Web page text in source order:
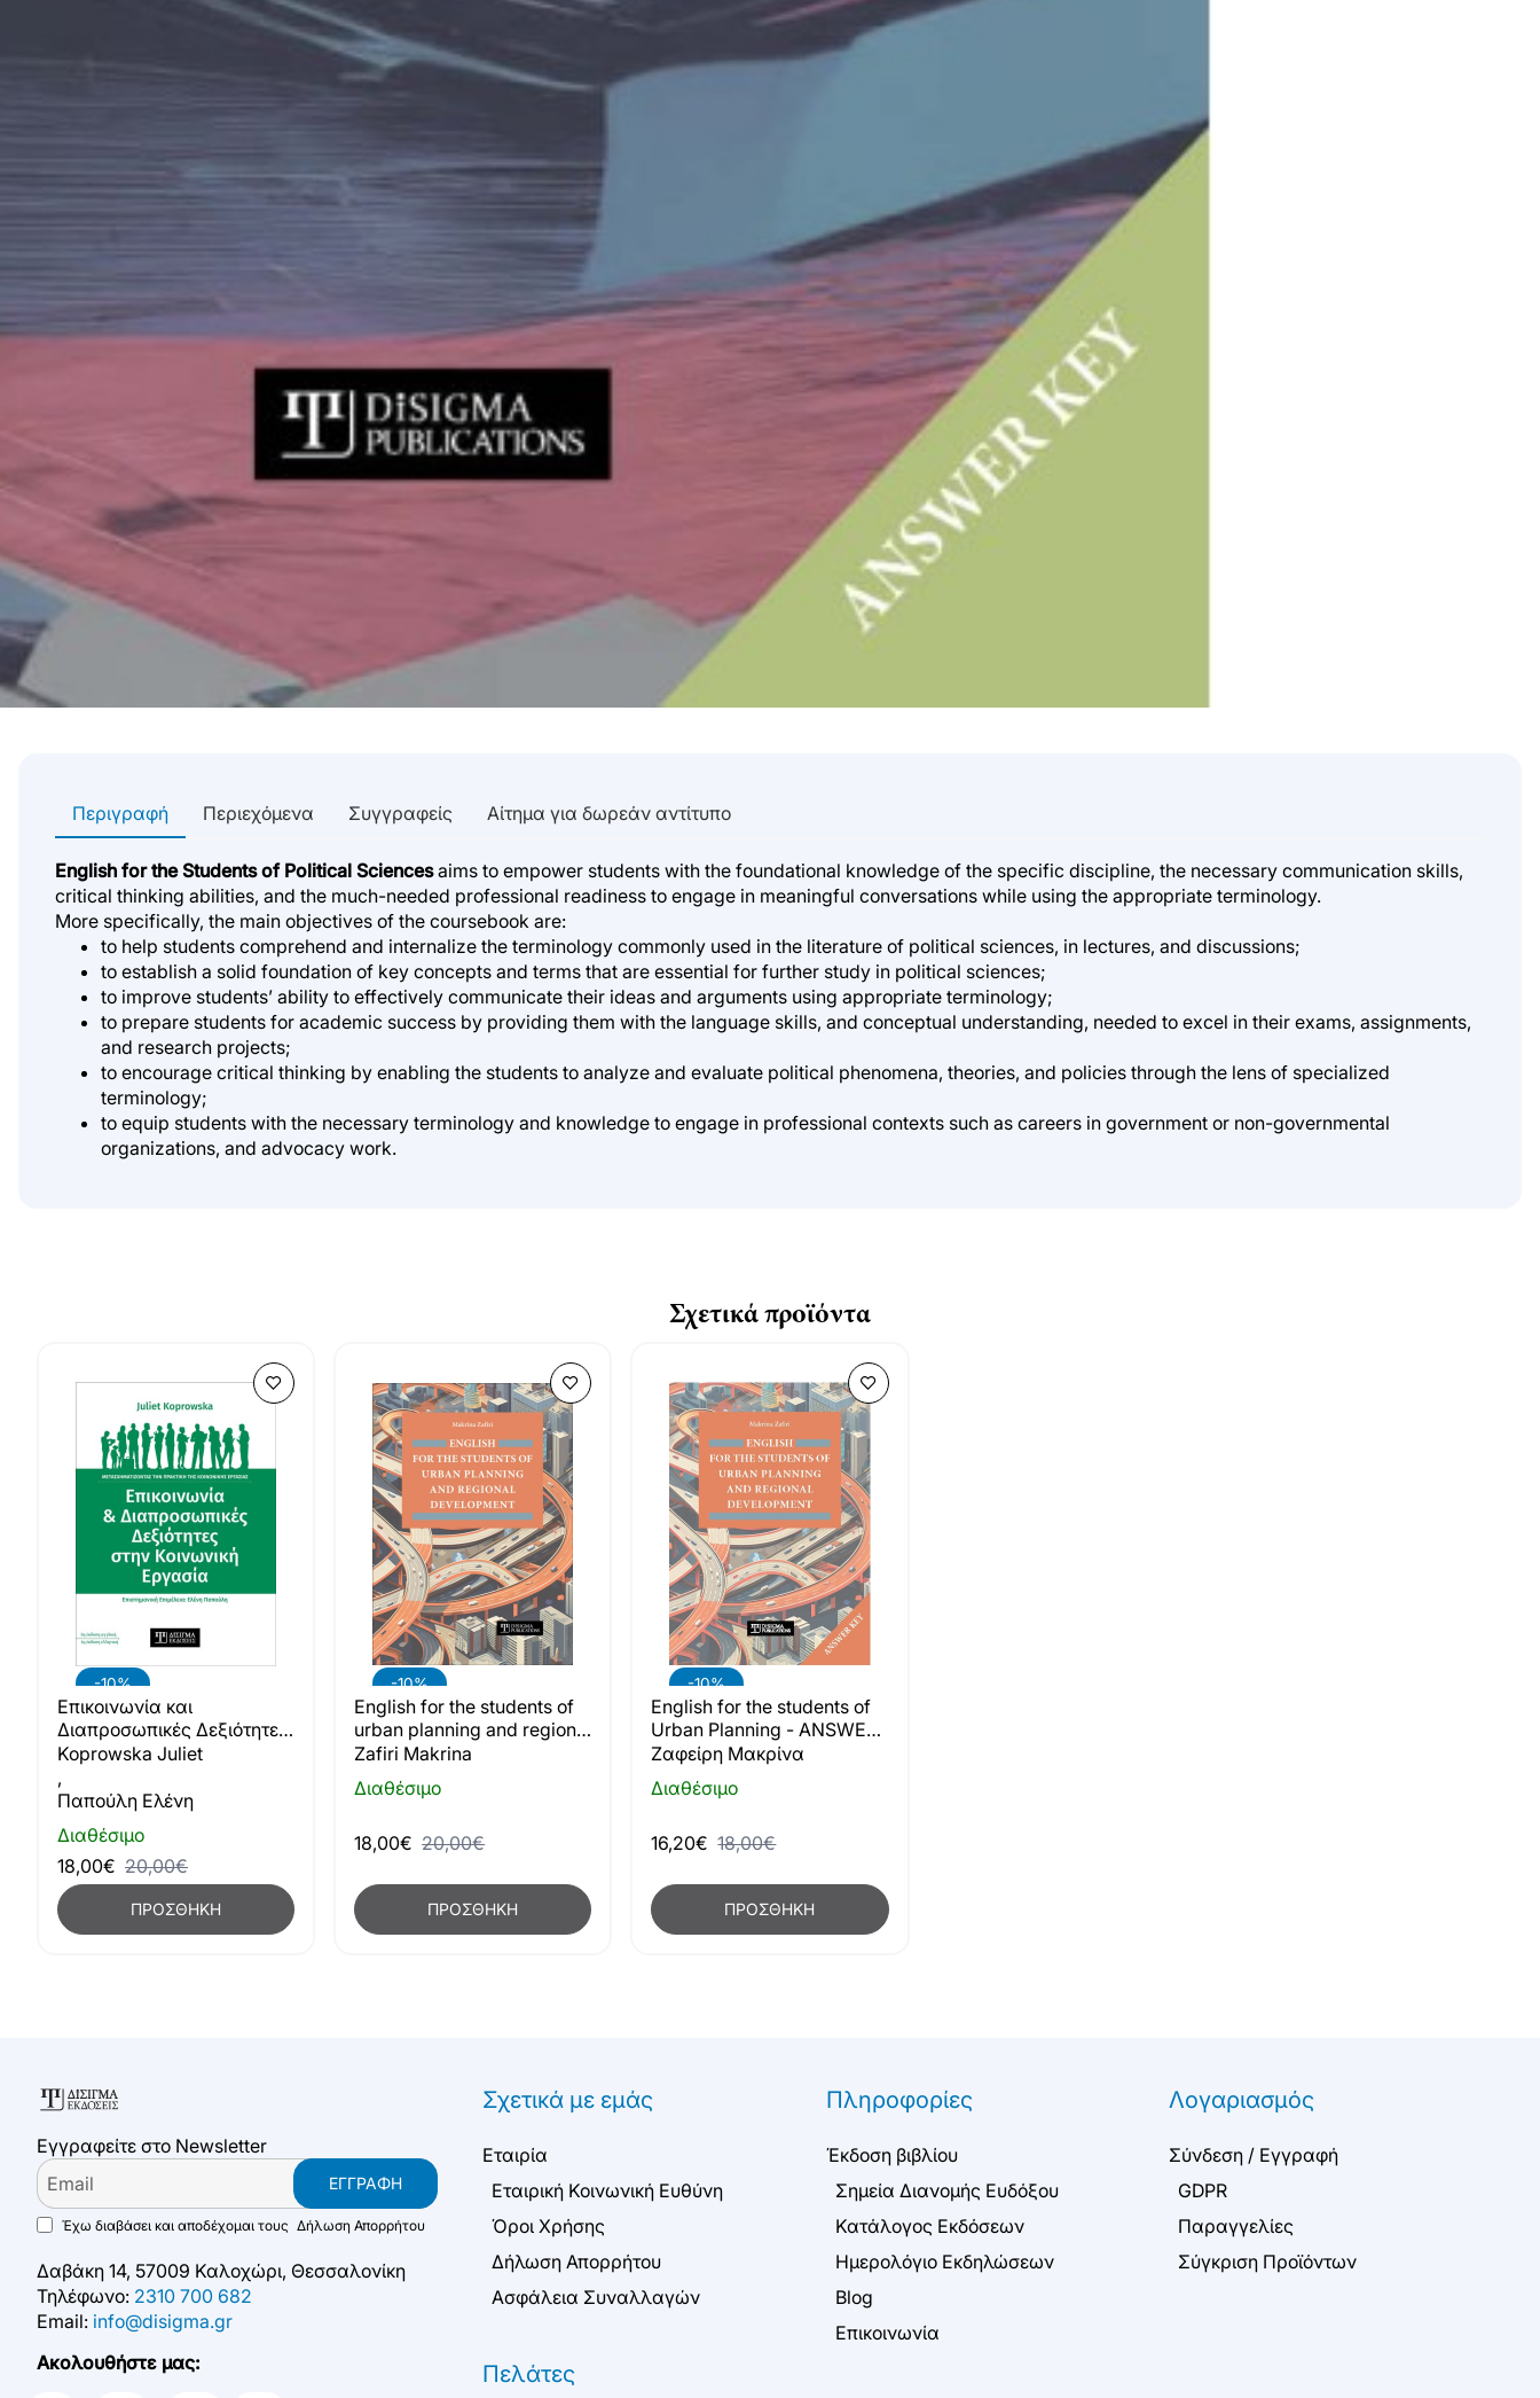
Περιγραφή Περιεχόμενα Συγγραφείς Αίτημα για δωρεάν αντίτυπο
English for the Students of Political Sciencesaims to empower students with the foundational knowledge of the specific discipline, the necessary communication skills,
critical thinking abilities, and the much-needed professional readiness to engage in meaningful conversations while using the appropriate terminology.
More specifically, the main objectives of the coursebook are:
to help students comprehend and internalize the terminology commonly used in the literature of political sciences, in lectures, and discussions;
to establish a solid foundation of key concepts and terms that are essential for further study in political sciences;
to improve students’ ability to effectively communicate their ideas and arguments using appropriate terminology;
to prepare students for academic success by providing them with the language skills, and conceptual understanding, needed to excel in their exams, assignments,
and research projects;
to encourage critical thinking by enabling the students to analyze and evaluate political phenomena, theories, and policies through the lens of specialized
terminology;
to equip students with the necessary terminology and knowledge to engage in professional contexts such as careers in government or non-governmental
organizations, and advocacy work.
Σχετικά προϊόντα
-10%
Διαθέσιμο
Επικοινωνία και
Διαπροσωπικές Δεξιότητες
στην Κοινωνική Εργασία
Koprowska Juliet
,
Παπούλη Ελένη
18,00€ 20,00€
ΠΡΟΣΘΉΚΗ
-10%
Διαθέσιμο
English for the students of
urban planning and regional
development
Zafiri Makrina
18,00€ 20,00€
ΠΡΟΣΘΉΚΗ
-10%
Διαθέσιμο
English for the students of
Urban Planning - ANSWER
KEY
Ζαφείρη Μακρίνα
16,20€ 18,00€
ΠΡΟΣΘΉΚΗ
Εγγραφείτε στο Newsletter
Email
ΕΓΓΡΑΦΉ
Έχω διαβάσει και αποδέχομαι τους Δήλωση Απορρήτου
Δαβάκη 14, 57009 Καλοχώρι, Θεσσαλονίκη
Τηλέφωνο: 2310 700 682
Email: info@disigma.gr
Ακολουθήστε μας:
Σχετικά με εμάς
Εταιρία
Εταιρική Κοινωνική Ευθύνη
Όροι Χρήσης
Δήλωση Απορρήτου
Ασφάλεια Συναλλαγών
Πληροφορίες
Έκδοση βιβλίου
Σημεία Διανομής Ευδόξου
Κατάλογος Εκδόσεων
Ημερολόγιο Εκδηλώσεων
Blog
Επικοινωνία
Λογαριασμός
Σύνδεση / Εγγραφή
GDPR
Παραγγελίες
Σύγκριση Προϊόντων
Πελάτες